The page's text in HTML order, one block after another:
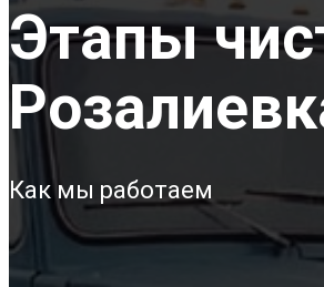
Этапы
Как мы работаем